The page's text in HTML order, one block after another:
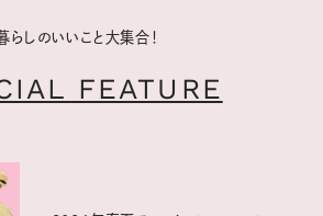
らしのいいこと大集合！
FEATURE